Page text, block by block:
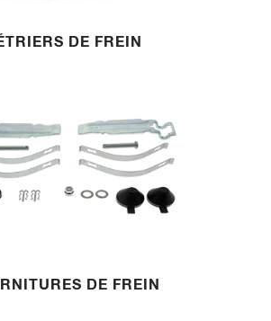
DE FREIN
DE FREIN